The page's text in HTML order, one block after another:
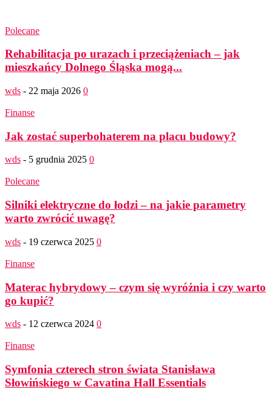
Polecane
Rehabilitacja po urazach i przeciążeniach – jak
mieszkańcy Dolnego Śląska mogą...
wds - 22 maja 2026 0
Finanse
Jak zostać superbohaterem na placu budowy?
wds - 5 grudnia 2025 0
Polecane
Silniki elektryczne do łodzi – na jakie parametry
warto zwrócić uwagę?
wds - 19 czerwca 2025 0
Finanse
Materac hybrydowy – czym się wyróżnia i czy warto
go kupić?
wds - 12 czerwca 2024 0
Finanse
Symfonia czterech stron świata Stanisława
Słowińskiego w Cavatina Hall Essentials